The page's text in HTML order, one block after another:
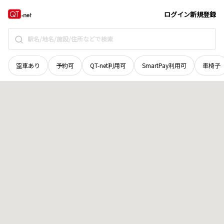
ログイン新規登録
空車あり 予約可 QT-net利用可 SmartPay利用可 車椅子
山口県